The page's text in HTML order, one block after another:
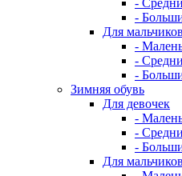
-
-
Для мальчиков
-
-
-
Зимняя обувь
Для девочек
-
-
-
Для мальчиков